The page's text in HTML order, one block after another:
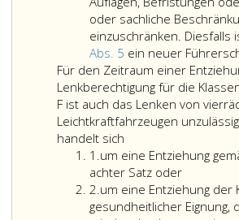
oder sachliche
einzuschränken. Diesfalls
Abs. 5 ein neuer
Für den Zeitraum einer
Lenkberechtigung für die
F ist auch das Lenken von
Leichtkraftfahrzeugen
handelt sich
1.Ziffer
eins
um eine Entziehung
achter Satz oderum
eine
2.Ziffer
2
um eine Entziehung der
gesundheitlicher Eignung,